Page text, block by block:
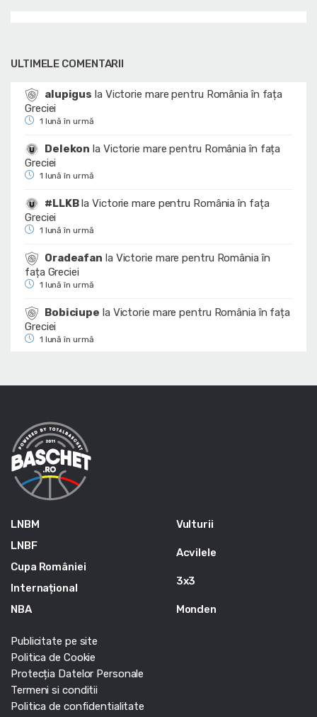
ULTIMELE COMENTARII
alupigus la Victorie mare pentru România în fața
Greciei
1 lună în urmă
Delekon la Victorie mare pentru România în fața
Greciei
1 lună în urmă
#LLKBlaVictorie mare pentru România în fața
Greciei
1 lună în urmă
Oradeafan la Victorie mare pentru România în
fața Greciei
1 lună în urmă
Bobiciupe la Victorie mare pentru România în fața
Greciei
1 lună în urmă
LNBM
LNBF
Cupa României
Internațional
NBA
Vulturii
Acvilele
3x3
Monden
Publicitate pe site
Politica de Cookie
Protecția Datelor Personale
Termeni si conditii
Politica de confidentialitate